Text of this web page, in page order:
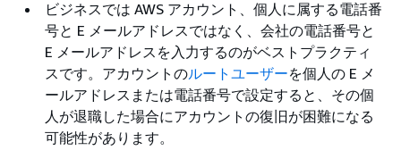
ビジネスでは AWS アカウント、個人に属する電話番
号と E メールアドレスではなく、会社の電話番号と
E メールアドレスを入力するのがベストプラクティ
スです。アカウントのルートユーザーを個人の E メ
ールアドレスまたは電話番号で設定すると、その個
人が退職した場合にアカウントの復旧が困難になる
可能性があります。